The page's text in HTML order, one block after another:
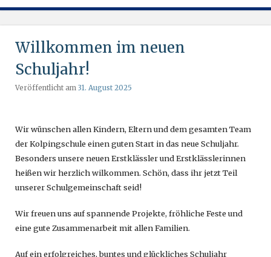
Willkommen im neuen
Schuljahr!
Veröffentlicht am 31. August 2025
Wir wünschen allen Kindern, Eltern und dem gesamten Team
der Kolpingschule einen guten Start in das neue Schuljahr.
Besonders unsere neuen Erstklässler und Erstklässlerinnen
heißen wir herzlich wilkommen. Schön, dass ihr jetzt Teil
unserer Schulgemeinschaft seid!
Wir freuen uns auf spannende Projekte, fröhliche Feste und
eine gute Zusammenarbeit mit allen Familien.
Auf ein erfolgreiches, buntes und glückliches Schuljahr